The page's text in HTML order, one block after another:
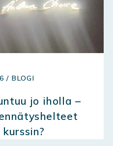
/ BLOGI
jo iholla –